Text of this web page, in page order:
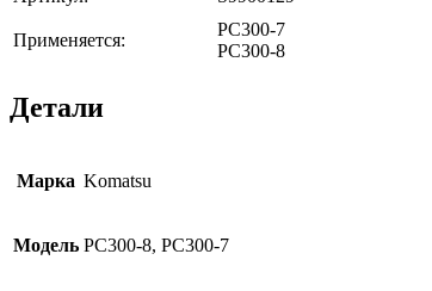
Применяется:
PC300-7
PC300-8
Детали
Марка Komatsu
Модель PC300-8, PC300-7